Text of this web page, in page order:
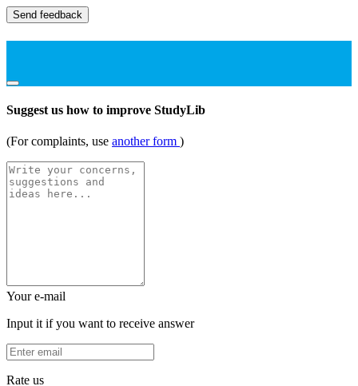
Send feedback
Suggest us how to improve StudyLib
(For complaints, use another form )
Your e-mail
Input it if you want to receive answer
Rate us